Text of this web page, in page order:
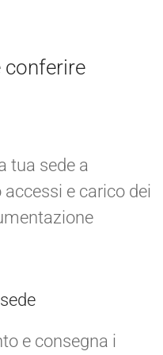
conferire
tua sede a
e carico dei
e consegna i